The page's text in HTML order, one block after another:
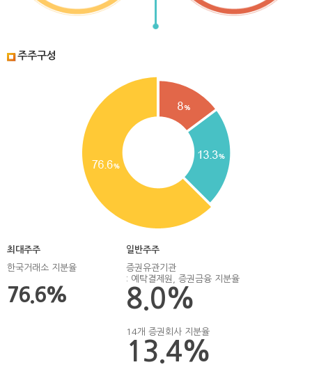
주주구성
최대주주
한국거래소 지분율
76.6%
일반주주
증권유관기관
: 예탁결제원, 증권금융 지분율
8.0%
14개 증권회사 지분율
13.4%